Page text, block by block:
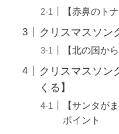
【赤鼻のト
クリスマスソン
【北の国か
クリスマスソン
くる】
【サンタが
ポイント